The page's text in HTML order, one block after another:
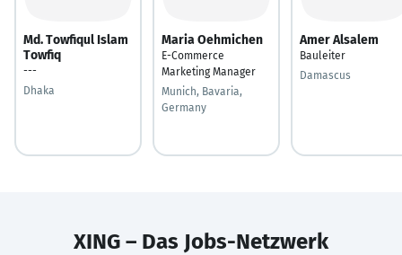
Md. Towfiqul Islam
Towfiq
---
Dhaka
Maria Oehmichen
E-Commerce
Marketing Manager
Munich, Bavaria,
Germany
Amer Alsalem
Bauleiter
Damascus
XING – Das Jobs-Netzwerk